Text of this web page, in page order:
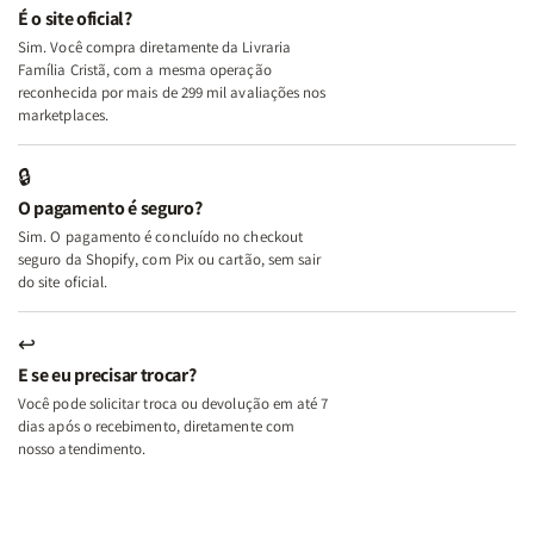
e
Deus
+
A
Mulher
Lar
+
A
Lar
É o site oficial?
Sim. Você compra diretamente da Livraria
Família Cristã, com a mesma operação
reconhecida por mais de 299 mil avaliações nos
marketplaces.
🔒
O pagamento é seguro?
Sim. O pagamento é concluído no checkout
seguro da Shopify, com Pix ou cartão, sem sair
do site oficial.
↩
E se eu precisar trocar?
Você pode solicitar troca ou devolução em até 7
dias após o recebimento, diretamente com
nosso atendimento.